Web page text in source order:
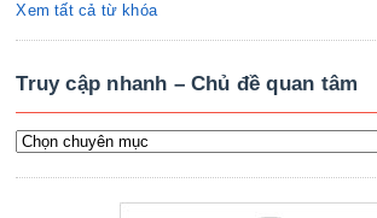
Xem tất cả từ khóa
Truy cập nhanh – Chủ đề quan tâm